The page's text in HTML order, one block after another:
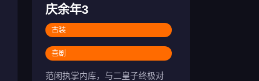
庆余年3
古装
喜剧
范闲执掌内库，与二皇子终极对